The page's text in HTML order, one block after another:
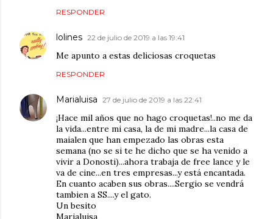
RESPONDER
lolines 22 de julio de 2019 a las 19:41
Me apunto a estas deliciosas croquetas
RESPONDER
Marialuisa 27 de julio de 2019 a las 22:41
¡Hace mil años que no hago croquetas!..no me da
la vida...entre mi casa, la de mi madre...la casa de
maialen que han empezado las obras esta
semana (no se si te he dicho que se ha venido a
vivir a Donosti)...ahora trabaja de free lance y le
va de cine...en tres empresas...y está encantada.
En cuanto acaben sus obras....Sergio se vendrá
tambien a SS....y el gato.
Un besito
Marialuisa